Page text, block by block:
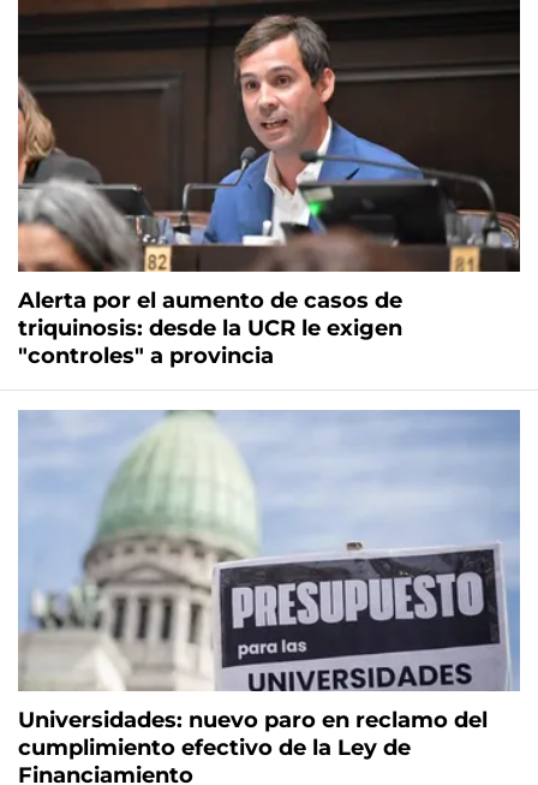
Alerta por el aumento de casos de
triquinosis: desde la UCR le exigen
"controles" a provincia
Universidades: nuevo paro en reclamo del
cumplimiento efectivo de la Ley de
Financiamiento